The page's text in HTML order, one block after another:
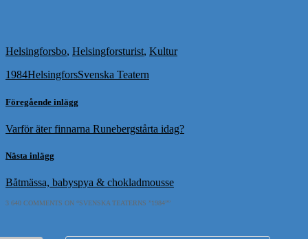
Helsingforsbo, Helsingforsturist, Kultur
1984HelsingforsSvenska Teatern
Föregående inlägg
Varför äter finnarna Runebergstårta idag?
Nästa inlägg
Båtmässa, babyspya & chokladmousse
3 640 COMMENTS ON “SVENSKA TEATERNS ”1984””